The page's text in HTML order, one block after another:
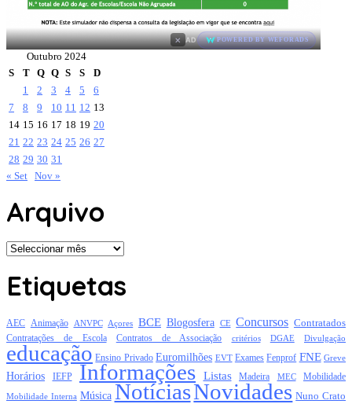
× AD POWERED BY WEFORADS
Outubro 2024
S
T Q Q S S
D
1
2 3 4 5
6
7
8 9 10 11 12 13
14 15 16 17 18 19 20
21 22 23 24 25 26 27
28 29 30 31
« Set Nov »
Arquivo
Arquivo
Etiquetas
AEC Animação ANVPC Açores BCE Blogosfera CE Concursos Contratados
Contratações de Escola Contratos de Associação critérios DGAE Divulgação
educação Ensino Privado Euromilhões EVT Exames Fenprof FNE Greve
Horários IEFP Informações Listas Madeira MEC Mobilidade
Mobilidade Interna Música NotíciasNovidades Nuno Crato